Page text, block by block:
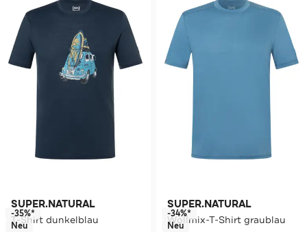
SUPER.NATURAL
T-Shirt dunkelblau
-35%*
Neu
SUPER.NATURAL
Wollmix-T-Shirt graublau
-34%*
Neu